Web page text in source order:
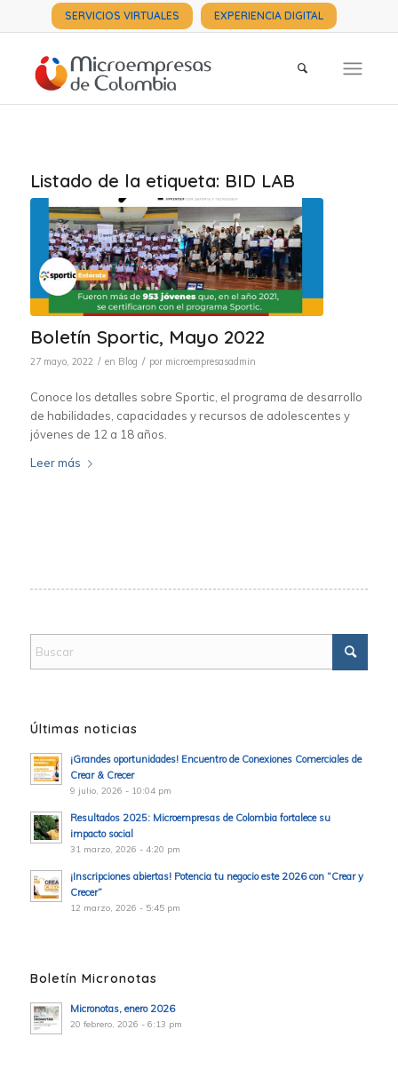
SERVICIOS VIRTUALES EXPERIENCIA DIGITAL
Listado de la etiqueta: BID LAB
Boletín Sportic, Mayo 2022
27 mayo, 2022 / en Blog / por microempresasadmin
Conoce los detalles sobre Sportic, el programa de desarrollo
de habilidades, capacidades y recursos de adolescentes y
jóvenes de 12 a 18 años.
Leer más
Últimas noticias
¡Grandes oportunidades! Encuentro de Conexiones Comerciales de
Crear & Crecer
9 julio, 2026 - 10:04 pm
Resultados 2025: Microempresas de Colombia fortalece su
impacto social
31 marzo, 2026 - 4:20 pm
¡Inscripciones abiertas! Potencia tu negocio este 2026 con “Crear y
Crecer”
12 marzo, 2026 - 5:45 pm
Boletín Micronotas
Micronotas, enero 2026
20 febrero, 2026 - 6:13 pm